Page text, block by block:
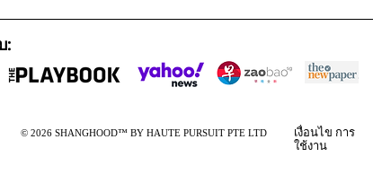
:
© 2026 SHANGHOOD™ BY HAUTE PURSUIT PTE LTD เงื่อนไข การ
ใช้งาน